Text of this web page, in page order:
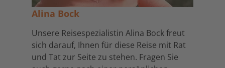
Alina Bock
Unsere Reisespezialistin Alina Bock freut
sich darauf, Ihnen für diese Reise mit Rat
und Tat zur Seite zu stehen. Fragen Sie